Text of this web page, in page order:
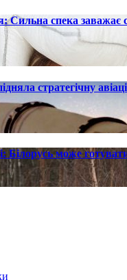
Сильна спека
стратегічну
Білорусь може